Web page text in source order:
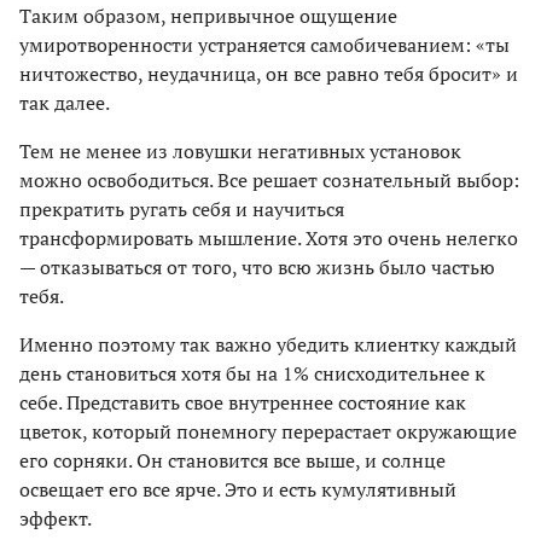
Таким образом, непривычное ощущение
умиротворенности устраняется самобичеванием: «ты
ничтожество, неудачница, он все равно тебя бросит» и
так далее.
Тем не менее из ловушки негативных установок
можно освободиться. Все решает сознательный выбор:
прекратить ругать себя и научиться
трансформировать мышление. Хотя это очень нелегко
— отказываться от того, что всю жизнь было частью
тебя.
Именно поэтому так важно убедить клиентку каждый
день становиться хотя бы на 1% снисходительнее к
себе. Представить свое внутреннее состояние как
цветок, который понемногу перерастает окружающие
его сорняки. Он становится все выше, и солнце
освещает его все ярче. Это и есть кумулятивный
эффект.